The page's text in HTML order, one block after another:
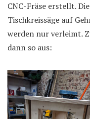
CNC-Fräse erstellt.
Tischkreissäge auf
werden nur verleimt.
dann so aus: